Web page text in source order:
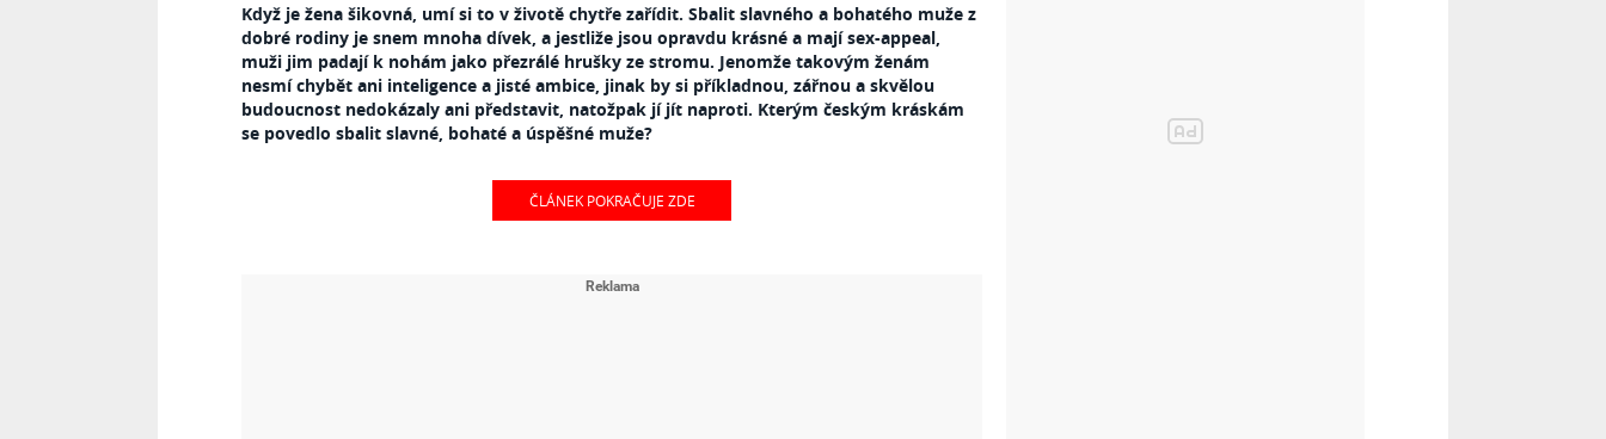
Když je žena šikovná, umí si to v životě chytře zařídit. Sbalit slavného a bohatého muže z
dobré rodiny je snem mnoha dívek, a jestliže jsou opravdu krásné a mají sex-appeal,
muži jim padají k nohám jako přezrálé hrušky ze stromu. Jenomže takovým ženám
nesmí chybět ani inteligence a jisté ambice, jinak by si příkladnou, zářnou a skvělou
budoucnost nedokázaly ani představit, natožpak jí jít naproti. Kterým českým kráskám
se povedlo sbalit slavné, bohaté a úspěšné muže?
ČLÁNEK POKRAČUJE ZDE